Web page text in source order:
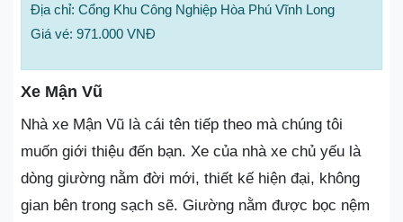
Địa chỉ: Cổng Khu Công Nghiệp Hòa Phú Vĩnh Long
Giá vé: 971.000 VNĐ
Xe Mận Vũ
Nhà xe Mận Vũ là cái tên tiếp theo mà chúng tôi
muốn giới thiệu đến bạn. Xe của nhà xe chủ yếu là
dòng giường nằm đời mới, thiết kế hiện đại, không
gian bên trong sạch sẽ. Giường nằm được bọc nệm